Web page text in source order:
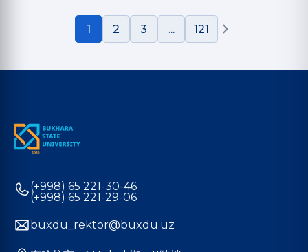
1 2 3 ... 121
(+998) 65 221-30-46
(+998) 65 221-29-06
buxdu_rektor@buxdu.uz